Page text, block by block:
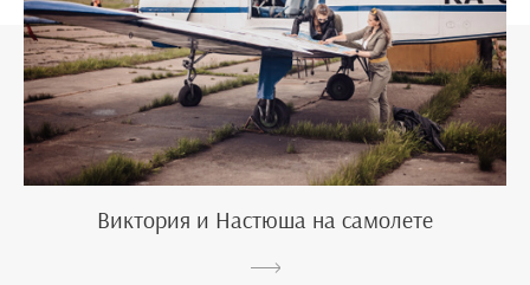
Виктория и Настюша на самолете